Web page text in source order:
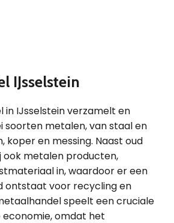
IJsselstein
in IJsselstein verzamelt en
soorten metalen, van staal en
koper en messing. Naast oud
ook metalen producten,
in, waardoor er een
ontstaat voor recycling en
speelt een cruciale
economie, omdat het